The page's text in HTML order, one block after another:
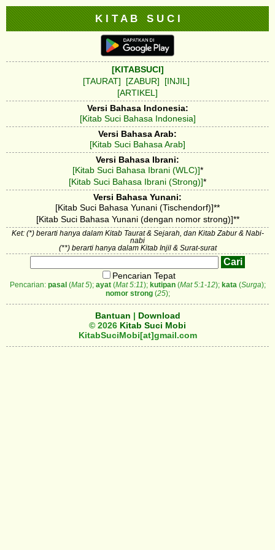
K I T A B S U C I
[KITABSUCI]
[TAURAT]
[ZABUR]
[INJIL]
[ARTIKEL]
Versi Bahasa Indonesia:
[Kitab Suci Bahasa Indonesia]
Versi Bahasa Arab:
[Kitab Suci Bahasa Arab]
Versi Bahasa Ibrani:
[Kitab Suci Bahasa Ibrani (WLC)]*
[Kitab Suci Bahasa Ibrani (Strong)]*
Versi Bahasa Yunani:
[Kitab Suci Bahasa Yunani (Tischendorf)]**
[Kitab Suci Bahasa Yunani (dengan nomor strong)]**
Ket: (*) berarti hanya dalam Kitab Taurat & Sejarah, dan Kitab Zabur & Nabi-
nabi
(**) berarti hanya dalam Kitab Injil & Surat-surat
Pencarian Tepat
Pencarian: pasal (Mat 5); ayat(Mat 5:11); kutipan(Mat 5:1-12); kata(Surga);
nomor strong(25);
Bantuan | Download
© 2026 Kitab Suci Mobi
KitabSuciMobi[at]gmail.com